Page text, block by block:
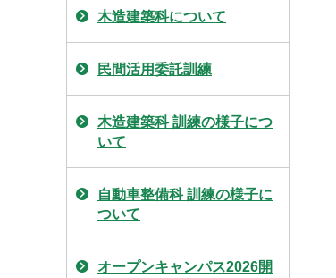
木造建築科について
民間活用委託訓練
木造建築科 訓練の様子につ
いて
自動車整備科 訓練の様子に
ついて
オープンキャンパス2026開